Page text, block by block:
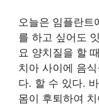
오늘은 임플란트
를 하고 싶어도
요 양치질을 할
치아 사이에 음
다. 할 수 있다.
몸이 후퇴하여